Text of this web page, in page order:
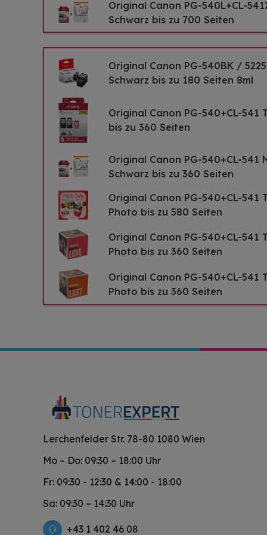
Original Canon PG-540L+CL-
Schwarz bis zu 700 Seiten
Original Canon PG-540BK /
Schwarz bis zu 180 Seiten 8ml
Original Canon PG-540+CL-541
bis zu 360 Seiten
Original Canon PG-540+CL-541
Schwarz bis zu 360 Seiten
Original Canon PG-540+CL-541
Photo bis zu 580 Seiten
Original Canon PG-540+CL-541
Photo bis zu 360 Seiten
Original Canon PG-540+CL-541
Photo bis zu 360 Seiten
Lerchenfelder Str. 78-80 1080 Wien
Mo – Do: 09:30 – 18:00 Uhr
Fr: 09:30 - 12:30 & 14:00 - 18:00
Sa: 09:30 – 14:30 Uhr
+43 1 402 46 08